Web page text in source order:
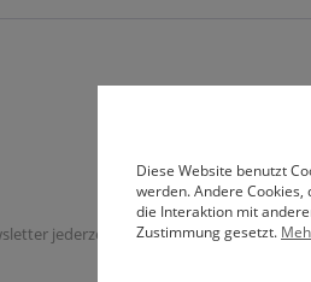
jederzeit abbestellen. Du erhälst
Diese Website benutzt
werden. Andere
die Interaktion mit
Zustimmung gesetzt.